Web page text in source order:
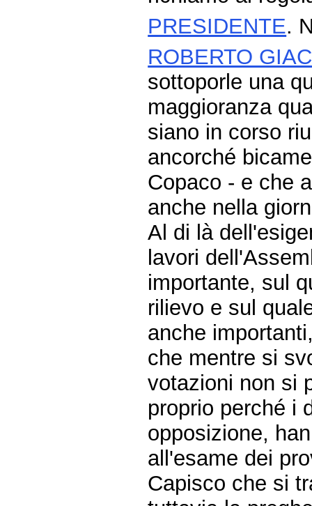
PRESIDENTE.
ROBERTO
sottoporle una
maggioranza
siano in corso
ancorché
Copaco - e che
anche nella
Al di là
lavori
importante, sul
rilievo e sul
anche
che mentre si
votazioni non si
proprio perché i
opposizione,
all'esame dei
Capisco che si